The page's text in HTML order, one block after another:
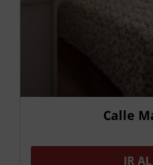
Calle
IR